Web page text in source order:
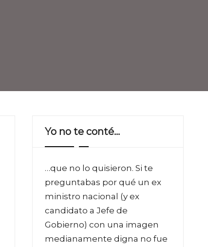
Yo no te conté…
…que no lo quisieron. Si te
preguntabas por qué un ex
ministro nacional (y ex
candidato a Jefe de
Gobierno) con una imagen
medianamente digna no fue